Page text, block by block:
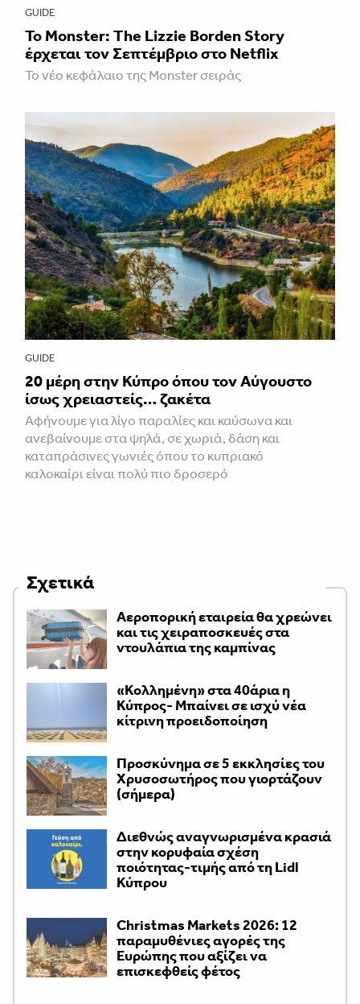
GUIDE
Το Monster: The Lizzie Borden Story
έρχεται τον Σεπτέμβριο στο Netflix
Το νέο κεφάλαιο της Monster σειράς
GUIDE
20 μέρη στην Κύπρο όπου τον Αύγουστο
ίσως χρειαστείς… ζακέτα
Αφήνουμε για λίγο παραλίες και καύσωνα και
ανεβαίνουμε στα ψηλά, σε χωριά, δάση και
καταπράσινες γωνιές όπου το κυπριακό
καλοκαίρι είναι πολύ πιο δροσερό
Σχετικά
Αεροπορική εταιρεία θα χρεώνει
και τις χειραποσκευές στα
ντουλάπια της καμπίνας
«Κολλημένη» στα 40άρια η
Κύπρος- Μπαίνει σε ισχύ νέα
κίτρινη προειδοποίηση
Προσκύνημα σε 5 εκκλησίες του
Χρυσοσωτήρος που γιορτάζουν
(σήμερα)
Διεθνώς αναγνωρισμένα κρασιά
στην κορυφαία σχέση
ποιότητας-τιμής από τη Lidl
Κύπρου
Christmas Markets 2026: 12
παραμυθένιες αγορές της
Ευρώπης που αξίζει να
επισκεφθείς φέτος